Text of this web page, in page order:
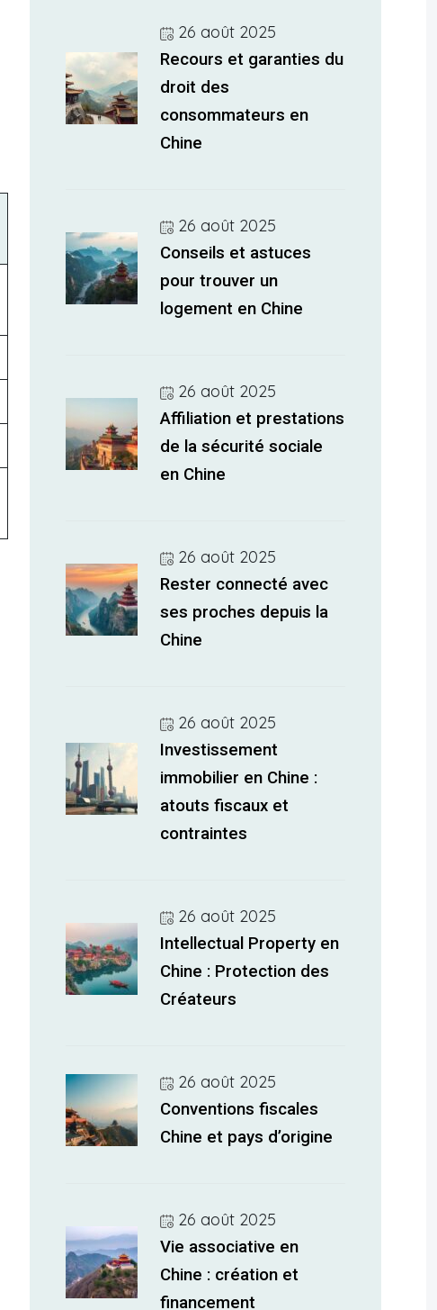
26 août 2025
Recours et garanties du
droit des
consommateurs en
Chine
26 août 2025
Conseils et astuces
pour trouver un
logement en Chine
26 août 2025
Affiliation et prestations
de la sécurité sociale
en Chine
26 août 2025
Rester connecté avec
ses proches depuis la
Chine
26 août 2025
Investissement
immobilier en Chine :
atouts fiscaux et
contraintes
26 août 2025
Intellectual Property en
Chine : Protection des
Créateurs
26 août 2025
Conventions fiscales
Chine et pays d’origine
26 août 2025
Vie associative en
Chine : création et
financement